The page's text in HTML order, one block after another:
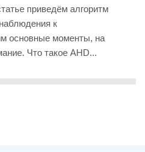
приведём алгоритм
к
основные моменты, на
Что такое AHD...